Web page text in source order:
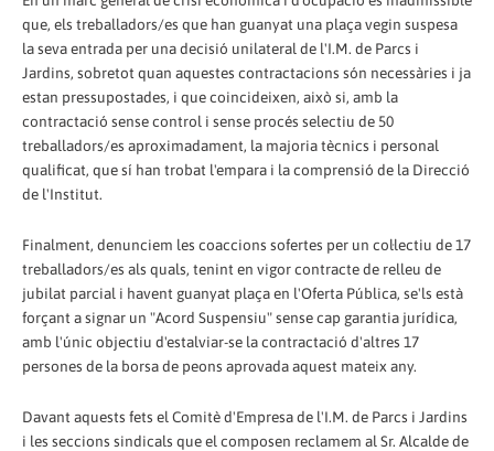
que, els treballadors/es que han guanyat una plaça vegin suspesa
la seva entrada per una decisió unilateral de l'I.M. de Parcs i
Jardins, sobretot quan aquestes contractacions són necessàries i ja
estan pressupostades, i que coincideixen, això si, amb la
contractació sense control i sense procés selectiu de 50
treballadors/es aproximadament, la majoria tècnics i personal
qualificat, que sí han trobat l'empara i la comprensió de la Direcció
de l'Institut.
Finalment, denunciem les coaccions sofertes per un col·lectiu de 17
treballadors/es als quals, tenint en vigor contracte de relleu de
jubilat parcial i havent guanyat plaça en l'Oferta Pública, se'ls està
forçant a signar un "Acord Suspensiu" sense cap garantia jurídica,
amb l'únic objectiu d'estalviar-se la contractació d'altres 17
persones de la borsa de peons aprovada aquest mateix any.
Davant aquests fets el Comitè d'Empresa de l'I.M. de Parcs i Jardins
i les seccions sindicals que el composen reclamem al Sr. Alcalde de